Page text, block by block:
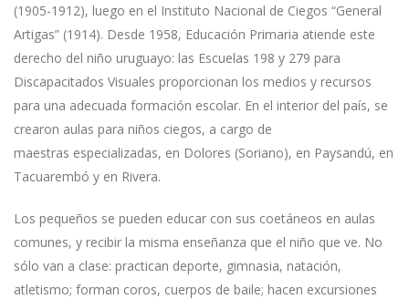
(1905-1912), luego en el Instituto Nacional de Ciegos “General
Artigas” (1914). Desde 1958, Educación Primaria atiende este
derecho del niño uruguayo: las Escuelas 198 y 279 para
Discapacitados Visuales proporcionan los medios y recursos
para una adecuada formación escolar. En el interior del país, se
crearon aulas para niños ciegos, a cargo de
maestras especializadas, en Dolores (Soriano), en Paysandú, en
Tacuarembó y en Rivera.
Los pequeños se pueden educar con sus coetáneos en aulas
comunes, y recibir la misma enseñanza que el niño que ve. No
sólo van a clase: practican deporte, gimnasia, natación,
atletismo; forman coros, cuerpos de baile; hacen excursiones